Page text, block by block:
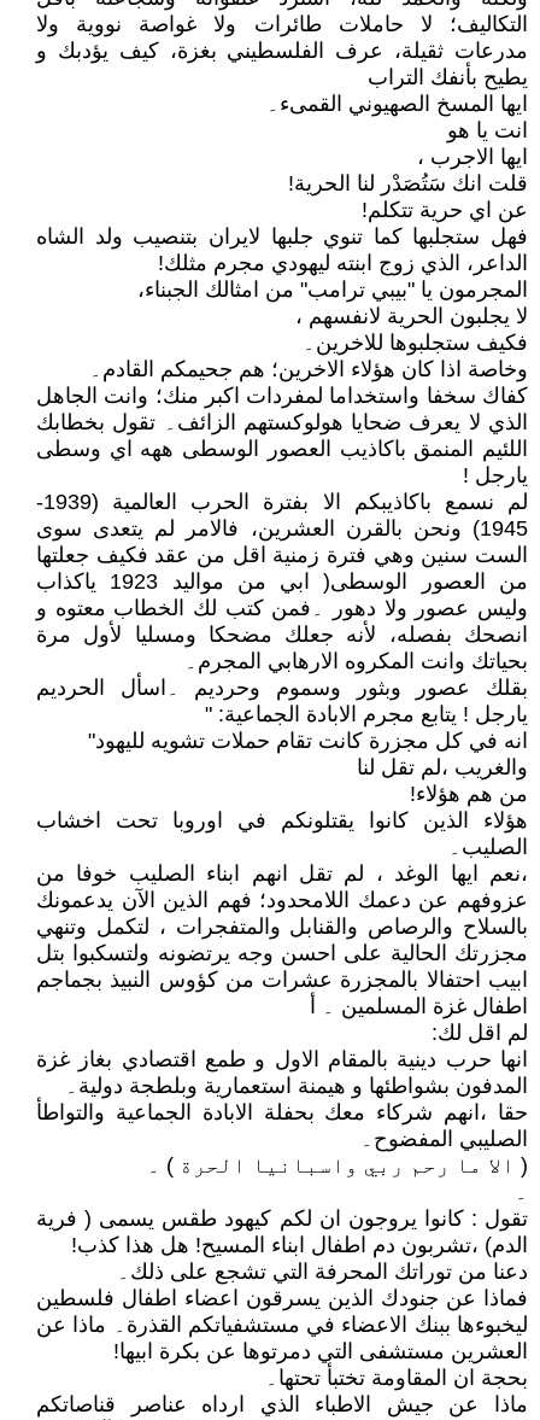
التكاليف؛ لا حاملات طائرات ولا غواصة نووية ولا
مدرعات ثقيلة، عرف الفلسطيني بغزة، كيف يؤدبك و
يطيح بأنفك التراب
ايها المسخ الصهيوني القمىء۔
انت يا هو
ايها الاجرب ،
قلت انك سَتُصَدْر لنا الحرية!
عن اي حرية تتكلم!
فهل ستجلبها كما تنوي جلبها لايران بتنصيب ولد الشاه
الداعر، الذي زوج ابنته ليهودي مجرم مثلك!
المجرمون يا "بيبي ترامب" من امثالك الجبناء،
لا يجلبون الحرية لانفسهم ،
فكيف ستجلبوها للاخرين۔
وخاصة اذا كان هؤلاء الاخرين؛ هم جحيمكم القادم۔
كفاك سخفا واستخداما لمفردات اكبر منك؛ وانت الجاهل
الذي لا يعرف ضحايا هولوكستهم الزائف۔ تقول بخطابك
اللئيم المنمق باكاذيب العصور الوسطى ههه اي وسطى
يارجل !
لم نسمع باكاذيبكم الا بفترة الحرب العالمية (1939-
1945) ونحن بالقرن العشرين، فالامر لم يتعدى سوى
الست سنين وهي فترة زمنية اقل من عقد فكيف جعلتها
من العصور الوسطى( ابي من مواليد 1923 ياكذاب
وليس عصور ولا دهور ۔فمن كتب لك الخطاب معتوه و
انصحك بفصله، لأنه جعلك مضحكا ومسليا لأول مرة
بحياتك وانت المكروه الارهابي المجرم۔
بقلك عصور وبثور وسموم وحرديم ۔اسأل الحرديم
يارجل ! يتابع مجرم الابادة الجماعية: "
انه في كل مجزرة كانت تقام حملات تشويه لليهود"
والغريب ،لم تقل لنا
من هم هؤلاء!
هؤلاء الذين كانوا يقتلونكم في اوروبا تحت اخشاب
الصليب۔
،نعم ايها الوغد ، لم تقل انهم ابناء الصليب خوفا من
عزوفهم عن دعمك اللامحدود؛ فهم الذين الآن يدعمونك
بالسلاح والرصاص والقنابل والمتفجرات ، لتكمل وتنهي
مجزرتك الحالية على احسن وجه يرتضونه ولتسكبوا بتل
ابيب احتفالا بالمجزرة عشرات من كؤوس النبيذ بجماجم
اطفال غزة المسلمين ۔ أ
لم اقل لك:
انها حرب دينية بالمقام الاول و طمع اقتصادي بغاز غزة
المدفون بشواطئها و هيمنة استعمارية وبلطجة دولية۔
حقا ،انهم شركاء معك بحفلة الابادة الجماعية والتواطأ
الصليبي المفضوح۔
( الا ما رحم ربي واسبانيا الحرة ) ۔
۔
تقول : كانوا يروجون ان لكم كيهود طقس يسمى ( فرية
الدم) ،تشربون دم اطفال ابناء المسيح! هل هذا كذب!
دعنا من توراتك المحرفة التي تشجع على ذلك۔
فماذا عن جنودك الذين يسرقون اعضاء اطفال فلسطين
ليخبوءها ببنك الاعضاء في مستشفياتكم القذرة۔ ماذا عن
العشرين مستشفى التي دمرتوها عن بكرة ابيها!
بحجة ان المقاومة تختبأ تحتها۔
ماذا عن جيش الاطباء الذي ارداه عناصر قناصاتكم